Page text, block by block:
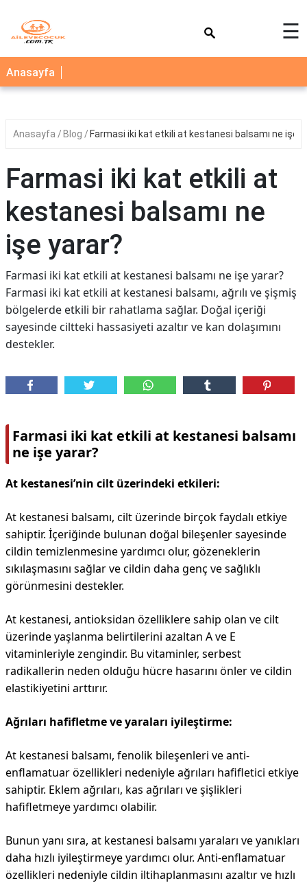
AİLE
ÇOCUK
SAĞLIK
BLOG
FAYDALI
YEMEK
TARİFLERİ
☰
Anasayfa
Anasayfa Blog Farmasi iki kat etkili at kestanesi balsamı ne işe
Farmasi iki kat etkili at
kestanesi balsamı ne
işe yarar?
Farmasi iki kat etkili at kestanesi balsamı ne işe yarar?
Farmasi iki kat etkili at kestanesi balsamı, ağrılı ve şişmiş
bölgelerde etkili bir rahatlama sağlar. Doğal içeriği
sayesinde ciltteki hassasiyeti azaltır ve kan dolaşımını
destekler.
Farmasi iki kat etkili at kestanesi balsamı
ne işe yarar?
At kestanesi’nin cilt üzerindeki etkileri:
At kestanesi balsamı, cilt üzerinde birçok faydalı etkiye
sahiptir. İçeriğinde bulunan doğal bileşenler sayesinde
cildin temizlenmesine yardımcı olur, gözeneklerin
sıkılaşmasını sağlar ve cildin daha genç ve sağlıklı
görünmesini destekler.
At kestanesi, antioksidan özelliklere sahip olan ve cilt
üzerinde yaşlanma belirtilerini azaltan A ve E
vitaminleriyle zengindir. Bu vitaminler, serbest
radikallerin neden olduğu hücre hasarını önler ve cildin
elastikiyetini arttırır.
Ağrıları hafifletme ve yaraları iyileştirme:
At kestanesi balsamı, fenolik bileşenleri ve anti-
enflamatuar özellikleri nedeniyle ağrıları hafifletici etkiye
sahiptir. Eklem ağrıları, kas ağrıları ve şişlikleri
hafifletmeye yardımcı olabilir.
Bunun yanı sıra, at kestanesi balsamı yaraları ve yanıkları
daha hızlı iyileştirmeye yardımcı olur. Anti-enflamatuar
özellikleri nedeniyle cildin iltihaplanmasını azaltır ve hızlı